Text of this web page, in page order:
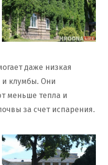
даже низкая
и клумбы. Они
меньше тепла и
за счет испарения.